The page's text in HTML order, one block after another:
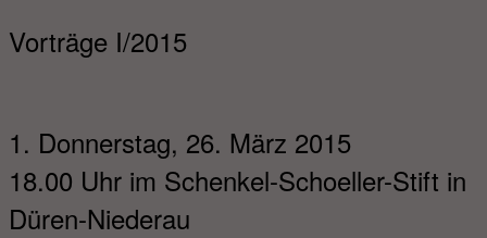
Vorträge I/2015
1. Donnerstag, 26. März 2015
18.00 Uhr im Schenkel-Schoeller-Stift in
Düren-Niederau